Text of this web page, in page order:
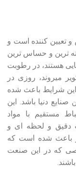
تعیین کننده است و
‏ترین و حساس ترین
هستند، در رطوبت
می‏روند، روزی در
این شرایط باعث شده
دنیا باشد. این
مستقیم با مواد
دقیق و لحظه ای و
باعث شده است که
که در این صنعت